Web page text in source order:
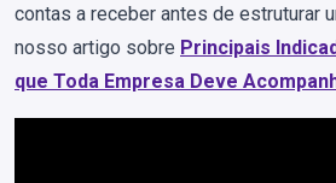
contas a receber antes de estruturar
nosso artigo sobre Principais
que Toda Empresa Deve